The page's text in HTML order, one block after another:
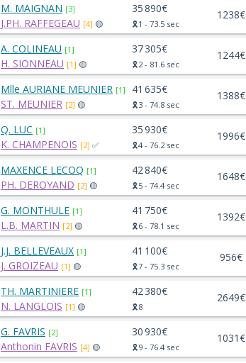
M. MAIGNAN [3]
J.PH. RAFFEGEAU [4] 🟡
35 890€
🎗️1 - 73.5 sec
1238€
A. COLINEAU [1]
H. SIONNEAU [1] 🟡
37 305€
🎗️2 - 81.6 sec
1244€
Mlle AURIANE MEUNIER [1]
ST. MEUNIER [2] 🟡
41 635€
🎗️3 - 74.8 sec
1388€
Q. LUC [1]
K. CHAMPENOIS [2] ✅
35 930€
🎗️4 - 76.2 sec
1996€
MAXENCE LECOQ [1]
PH. DEROYAND [2] 🟡
42 840€
🎗️5 - 74.4 sec
1648€
G. MONTHULE [1]
L.B. MARTIN [2] 🟡
41 750€
🎗️6 - 78.1 sec
1392€
J.J. BELLEVEAUX [1]
J. GROIZEAU [1] 🟡
41 100€
🎗️7 - 75.3 sec
956€
TH. MARTINIERE [1]
N. LANGLOIS [1] 🟡
42 380€
🎗️8
2649€
G. FAVRIS [2]
Anthonin FAVRIS [4] 🟡
30 930€
🎗️9 - 76.4 sec
1031€